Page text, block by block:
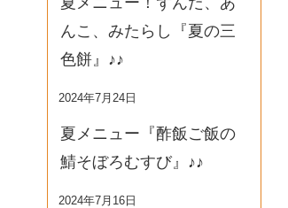
んこ、みたらし『夏の三
色餅』♪♪
2024年7月24日
夏メニュー『酢飯ご飯の
鯖そぼろむすび』♪♪
2024年7月16日